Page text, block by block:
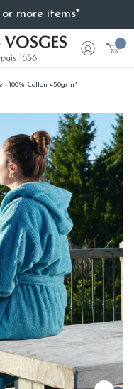
more items*
- 100% Cotton 450g/m²